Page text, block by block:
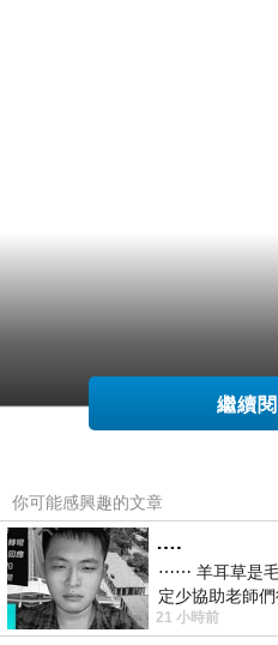
繼續
你可能感興趣的文章
….
⋯⋯ 羊耳草是毛
定少協助老師
不是我的工作啊
21 小時前